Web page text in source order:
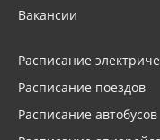
Вакансии
Расписание
Расписание поездов
Расписание автобусов